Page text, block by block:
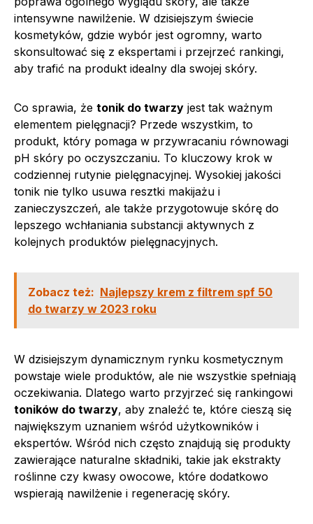
intensywne nawilżenie. W dzisiejszym świecie
kosmetyków, gdzie wybór jest ogromny, warto
skonsultować się z ekspertami i przejrzeć rankingi,
aby trafić na produkt idealny dla swojej skóry.
Co sprawia, że tonik do twarzy jest tak ważnym
elementem pielęgnacji? Przede wszystkim, to
produkt, który pomaga w przywracaniu równowagi
pH skóry po oczyszczaniu. To kluczowy krok w
codziennej rutynie pielęgnacyjnej. Wysokiej jakości
tonik nie tylko usuwa resztki makijażu i
zanieczyszczeń, ale także przygotowuje skórę do
lepszego wchłaniania substancji aktywnych z
kolejnych produktów pielęgnacyjnych.
Zobacz też: Najlepszy krem z filtrem spf 50
do twarzy w 2023 roku
W dzisiejszym dynamicznym rynku kosmetycznym
powstaje wiele produktów, ale nie wszystkie spełniają
oczekiwania. Dlatego warto przyjrzeć się rankingowi
toników do twarzy, aby znaleźć te, które cieszą się
największym uznaniem wśród użytkowników i
ekspertów. Wśród nich często znajdują się produkty
zawierające naturalne składniki, takie jak ekstrakty
roślinne czy kwasy owocowe, które dodatkowo
wspierają nawilżenie i regenerację skóry.